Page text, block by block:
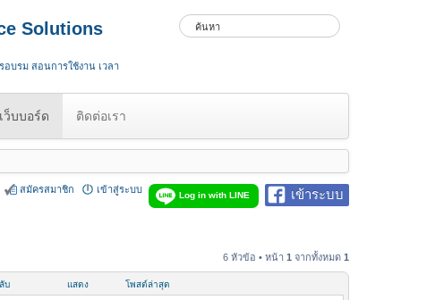
Solutions
อบรม สอนการใช้งาน เวลา
เว็บบอร์ด ติดต่อเรา
เข้าระบบ
Log in with LINE
เข้าสู่ระบบ
สมัครสมาชิก
6 หัวข้อ • หน้า 1 จากทั้งหมด 1
บ แสดง โพสต์ล่าสุด